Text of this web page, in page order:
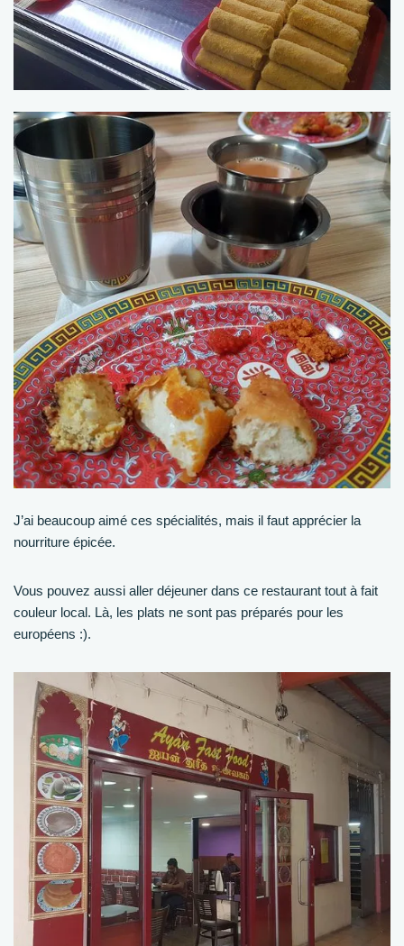
J’ai beaucoup aimé ces spécialités, mais il faut apprécier la
nourriture épicée.
Vous pouvez aussi aller déjeuner dans ce restaurant tout à fait
couleur local. Là, les plats ne sont pas préparés pour les
européens :).